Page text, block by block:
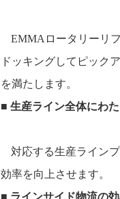
EMMA ロータリーリ
ドッキングしてピック
を満たします。
■ 生産ライン全体にわ
対応する生産ライン
効率を向上させます。
■ ラインサイド物流の